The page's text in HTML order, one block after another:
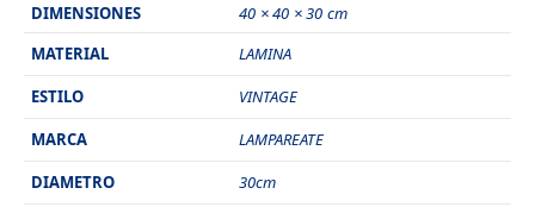
DIMENSIONES
40 × 40 × 30 cm
MATERIAL
LAMINA
ESTILO
VINTAGE
MARCA
LAMPAREATE
DIAMETRO
30cm